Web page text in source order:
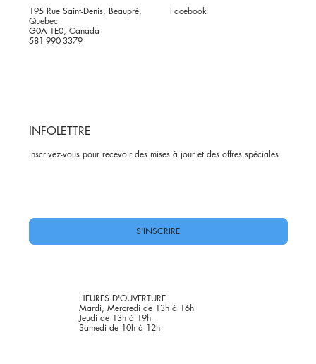
195 Rue Saint-Denis, Beaupré,
Quebec
G0A 1E0, Canada
581-990-3379
Facebook
INFOLETTRE
Inscrivez-vous pour recevoir des mises à jour et des offres spéciales
S'INSCRIRE
HEURES D'OUVERTURE
Mardi, Mercredi de 13h à 16h
Jeudi de 13h à 19h
Samedi de 10h à 12h